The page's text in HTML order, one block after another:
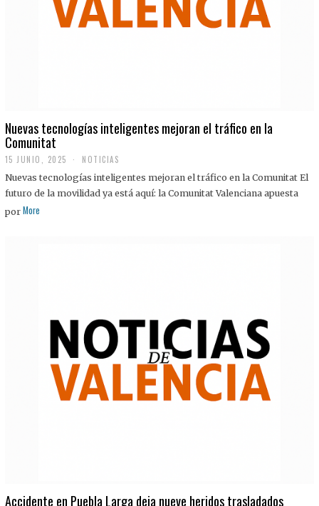
Nuevas tecnologías inteligentes mejoran el tráfico en la
Comunitat
15 JUNIO, 2025 NOTICIAS
Nuevas tecnologías inteligentes mejoran el tráfico en la Comunitat El
futuro de la movilidad ya está aquí: la Comunitat Valenciana apuesta
por More
Accidente en Puebla Larga deja nueve heridos trasladados